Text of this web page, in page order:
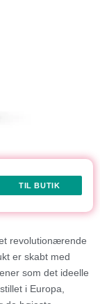
TIL BUTIK
revolutionærende
er skabt med
som det ideelle
i Europa,